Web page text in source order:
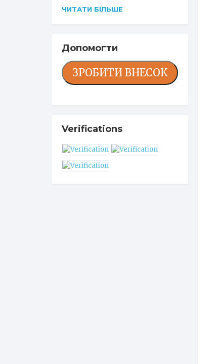
ЧИТАТИ БІЛЬШЕ
Допомогти
ЗРОБИТИ ВНЕСОК
Verifications